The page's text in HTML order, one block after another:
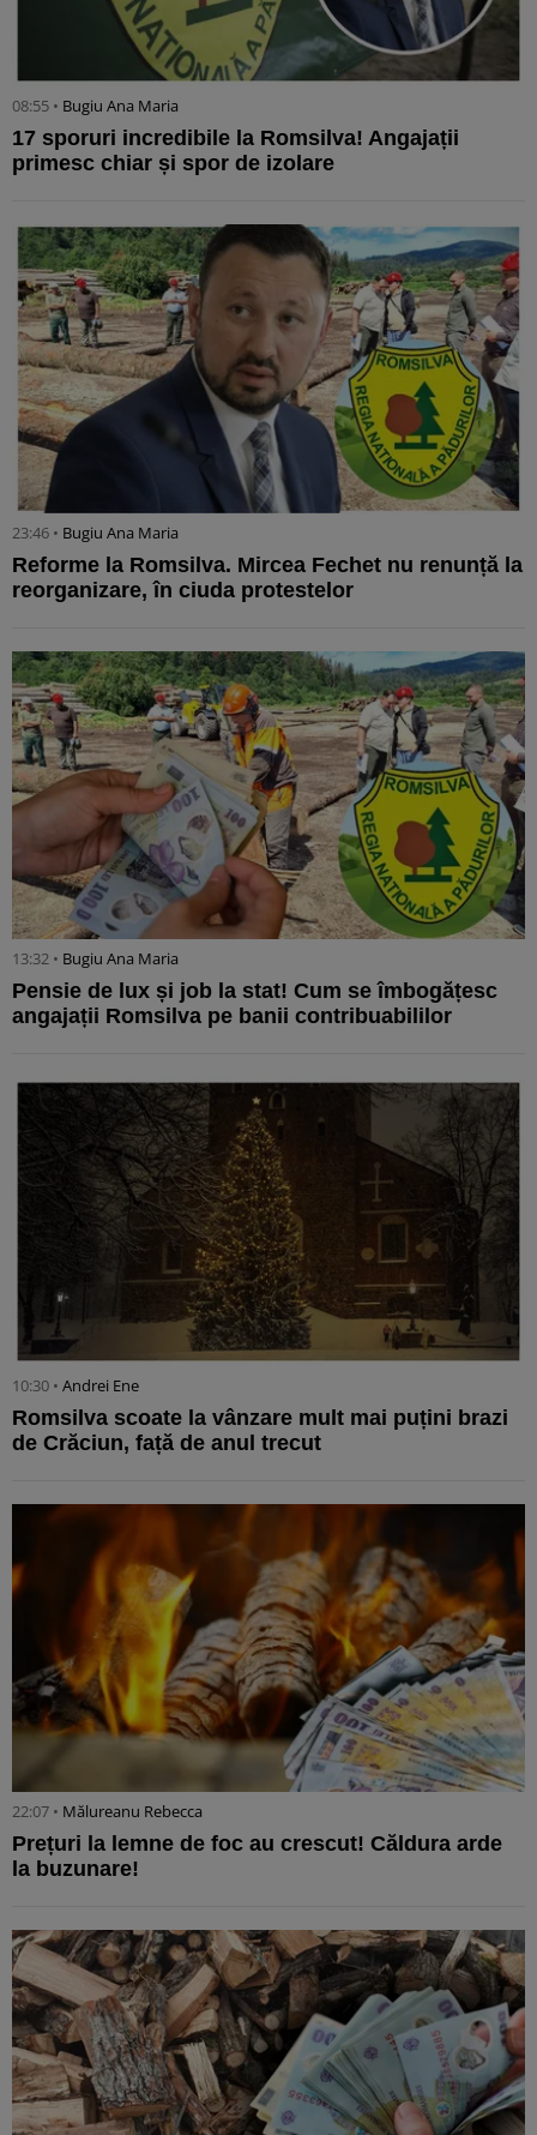
08:55 • Bugiu ⁠Ana Maria
17 sporuri incredibile la Romsilva! Angajații
primesc chiar și spor de izolare
23:46 • Bugiu ⁠Ana Maria
Reforme la Romsilva. Mircea Fechet nu renunță la
reorganizare, în ciuda protestelor
13:32 • Bugiu ⁠Ana Maria
Pensie de lux și job la stat! Cum se îmbogățesc
angajații Romsilva pe banii contribuabililor
10:30 • Andrei Ene
Romsilva scoate la vânzare mult mai puțini brazi
de Crăciun, față de anul trecut
22:07 • Mălureanu Rebecca
Prețuri la lemne de foc au crescut! Căldura arde
la buzunare!